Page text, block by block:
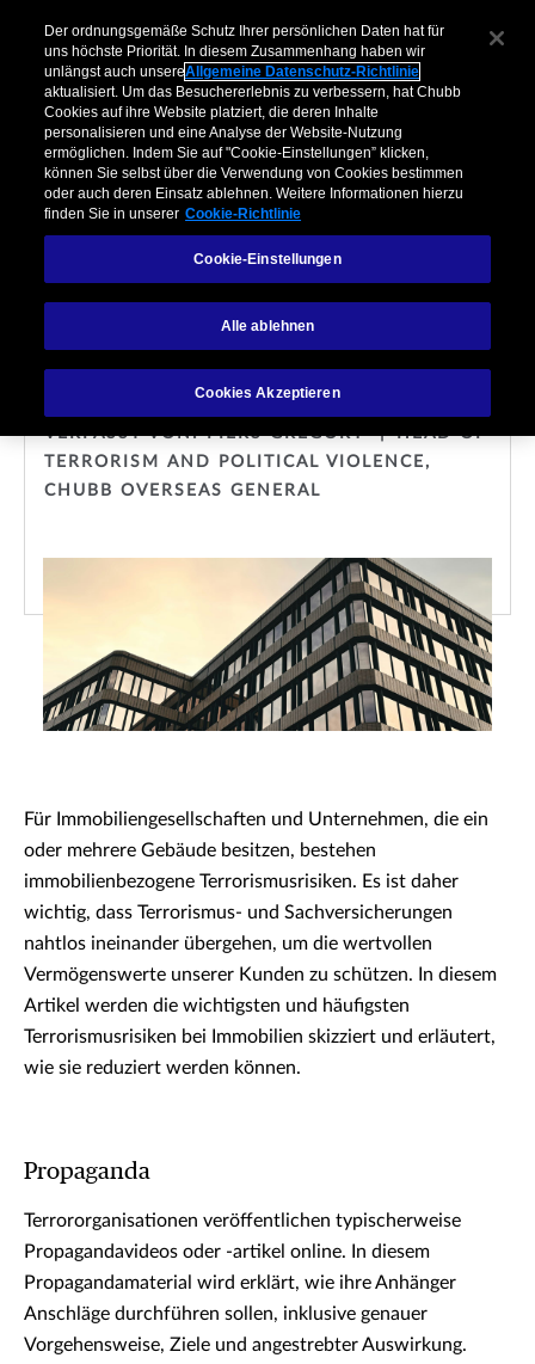
RISK MANAGEMENT
Terrorismusrisiko bei
Immobilien: Eine
Orientierungshilfe
VERFASST VON: PIERS GREGORY
HEAD OF
TERRORISM AND POLITICAL VIOLENCE,
CHUBB OVERSEAS GENERAL
Für Immobiliengesellschaften und Unternehmen, die ein
oder mehrere Gebäude besitzen, bestehen
immobilienbezogene Terrorismusrisiken. Es ist daher
wichtig, dass Terrorismus- und Sachversicherungen
nahtlos ineinander übergehen, um die wertvollen
Vermögenswerte unserer Kunden zu schützen. In diesem
Artikel werden die wichtigsten und häufigsten
Terrorismusrisiken bei Immobilien skizziert und erläutert,
wie sie reduziert werden können.
Propaganda
Terrororganisationen veröffentlichen typischerweise
Propagandavideos oder -artikel online. In diesem
Propagandamaterial wird erklärt, wie ihre Anhänger
Anschläge durchführen sollen, inklusive genauer
Vorgehensweise, Ziele und angestrebter Auswirkung.
Der ordnungsgemäße Schutz Ihrer persönlichen Daten hat für
uns höchste Priorität. In diesem Zusammenhang haben wir
unlängst auch unsereAllgemeine Datenschutz-Richtlinie
aktualisiert. Um das Besuchererlebnis zu verbessern, hat Chubb
Cookies auf ihre Website platziert, die deren Inhalte
personalisieren und eine Analyse der Website-Nutzung
ermöglichen. Indem Sie auf "Cookie-Einstellungen” klicken,
können Sie selbst über die Verwendung von Cookies bestimmen
oder auch deren Einsatz ablehnen. Weitere Informationen hierzu
finden Sie in unserer Cookie-Richtlinie
Cookie-Einstellungen
Alle ablehnen
Cookies Akzeptieren